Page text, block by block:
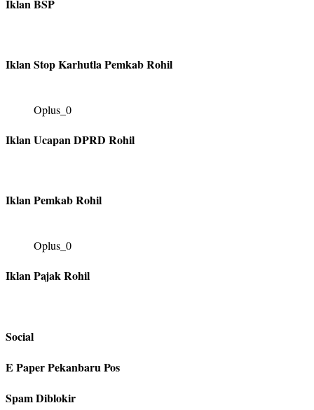
Iklan BSP
Iklan Stop Karhutla Pemkab Rohil
Oplus_0
Iklan Ucapan DPRD Rohil
Iklan Pemkab Rohil
Oplus_0
Iklan Pajak Rohil
Social
E Paper Pekanbaru Pos
Spam Diblokir